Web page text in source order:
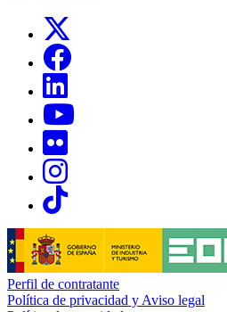
Links, Opens in this window
Links, Opens in this window
Links, Opens in this window
Links, Opens in this window
Links, Opens in this window
Perfil de contratante
Política de privacidad y Aviso legal